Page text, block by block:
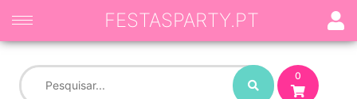
0
FESTASPARTY.PT